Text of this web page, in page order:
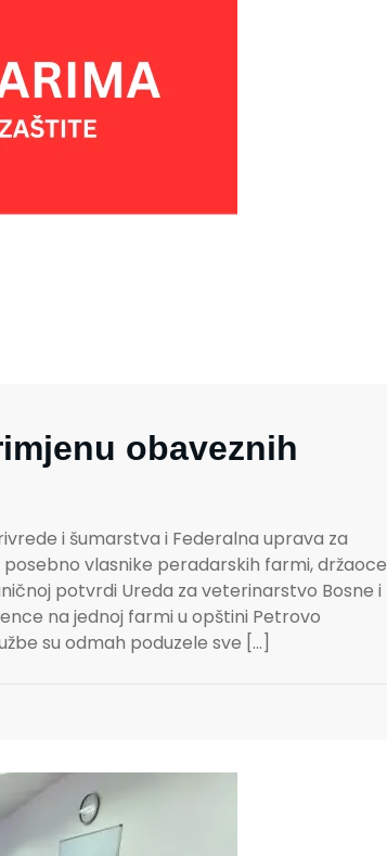
obaveznih
i šumarstva i Federalna uprava za
vlasnike peradarskih farmi, držaoce
potvrdi Ureda za veterinarstvo Bosne i
na jednoj farmi u opštini Petrovo
su odmah poduzele sve […]